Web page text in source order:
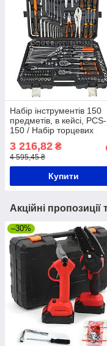
Набір інструментів 150
предметів, в кейсі, PCS-
150 / Набір торцевих
авто
3 216,82 ₴
4 595,45 ₴
Купити
Акційні пропозиції
–30%